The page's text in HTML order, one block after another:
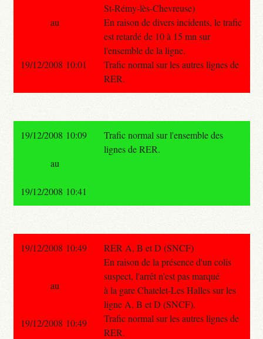
St-Rémy-lès-Chevreuse)
En raison de divers incidents, le trafic
est retardé de 10 à 15 mn sur
l'ensemble de la ligne.
Trafic normal sur les autres lignes de
RER.
au
19/12/2008 10:01
19/12/2008 10:09
Trafic normal sur l'ensemble des
lignes de RER.
au
19/12/2008 10:41
19/12/2008 10:49
RER A, B et D (SNCF)
En raison de la présence d'un colis
suspect, l'arrêt n'est pas marqué
à la gare Chatelet-Les Halles sur les
ligne A, B et D (SNCF).
Trafic normal sur les autres lignes de
RER.
au
19/12/2008 10:49